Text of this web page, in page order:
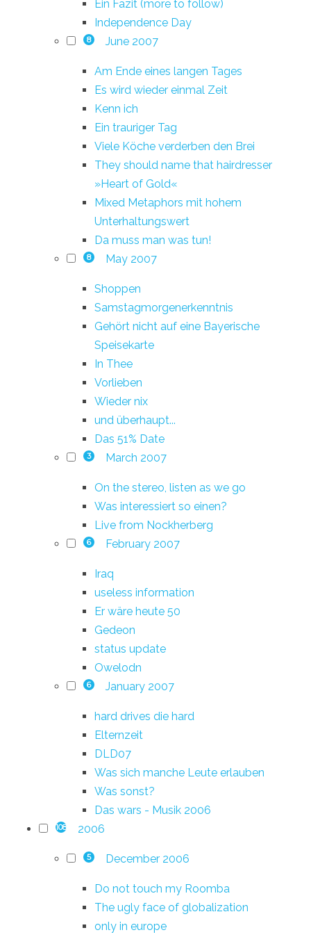
Ein Fazit (more to follow)
Independence Day
8 June 2007
Am Ende eines langen Tages
Es wird wieder einmal Zeit
Kenn ich
Ein trauriger Tag
Viele Köche verderben den Brei
They should name that hairdresser
»Heart of Gold«
Mixed Metaphors mit hohem
Unterhaltungswert
Da muss man was tun!
8 May 2007
Shoppen
Samstagmorgenerkenntnis
Gehört nicht auf eine Bayerische
Speisekarte
In Thee
Vorlieben
Wieder nix
und überhaupt...
Das 51% Date
3 March 2007
On the stereo, listen as we go
Was interessiert so einen?
Live from Nockherberg
6 February 2007
Iraq
useless information
Er wäre heute 50
Gedeon
status update
Owelodn
6 January 2007
hard drives die hard
Elternzeit
DLD07
Was sich manche Leute erlauben
Was sonst?
Das wars - Musik 2006
108 2006
5 December 2006
Do not touch my Roomba
The ugly face of globalization
only in europe